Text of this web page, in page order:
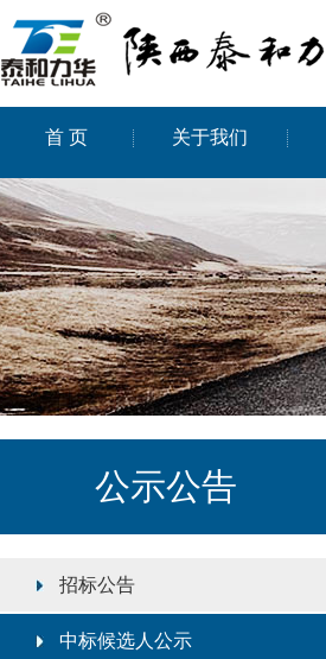
首 页 关于我们
公示公告
招标公告
中标候选人公示